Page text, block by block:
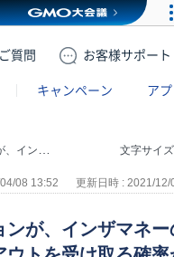
ご質問 お客様サポート
キャンペーン アプ
文字サイ
が低いためである。
08 13:52 更新日時 : 2021/12/
が、インザマネ